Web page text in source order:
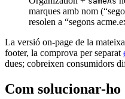
marques amb nom
resolen a “segons
La versió on-page de la
footer, la comprova per separat
dues; cobreixen consumidors
Com solucionar-ho